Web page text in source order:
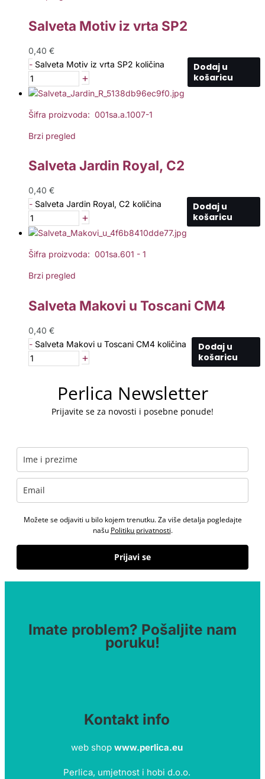
Salveta Motiv iz vrta SP2
0,40 €
- Salveta Motiv iz vrta SP2 količina
+
Dodaj u
košaricu
Šifra proizvoda: 001sa.a.1007-1
Brzi pregled
Salveta Jardin Royal, C2
0,40 €
- Salveta Jardin Royal, C2 količina
+
Dodaj u
košaricu
Šifra proizvoda: 001sa.601 - 1
Brzi pregled
Salveta Makovi u Toscani CM4
0,40 €
- Salveta Makovi u Toscani CM4 količina
+
Dodaj u
košaricu
Perlica Newsletter
Prijavite se za novosti i posebne ponude!
Možete se odjaviti u bilo kojem trenutku. Za više detalja pogledajte
našu Politiku privatnosti.
Prijavi se
Imate problem? Pošaljite nam
poruku!
Kontakt info
web shop www.perlica.eu
Perlica, umjetnost i hobi d.o.o.